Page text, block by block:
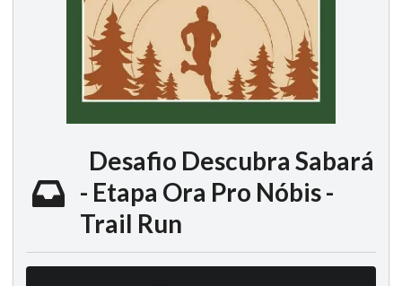
Desafio Descubra Sabará
- Etapa Ora Pro Nóbis -
Trail Run